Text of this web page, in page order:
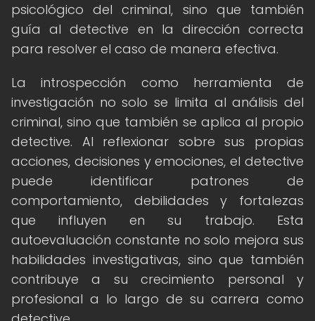
psicológico del criminal, sino que también
guía al detective en la dirección correcta
para resolver el caso de manera efectiva.
La introspección como herramienta de
investigación no solo se limita al análisis del
criminal, sino que también se aplica al propio
detective. Al reflexionar sobre sus propias
acciones, decisiones y emociones, el detective
puede identificar patrones de
comportamiento, debilidades y fortalezas
que influyen en su trabajo. Esta
autoevaluación constante no solo mejora sus
habilidades investigativas, sino que también
contribuye a su crecimiento personal y
profesional a lo largo de su carrera como